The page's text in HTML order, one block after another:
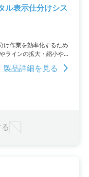
ル表示仕分けシス
け作業を効率化するため
ラインの拡大・縮小や人
フトの変更や機能追加も
実現します。1台の操作
端末で柔軟な仕分け作業
製品詳細を見る